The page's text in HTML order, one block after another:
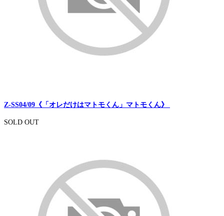
Z-SS04/09《「オレだけはマトモくん」マトモくん》
SOLD OUT